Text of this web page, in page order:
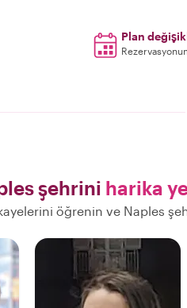
Plan
şehrini harika
öğrenin ve Naples